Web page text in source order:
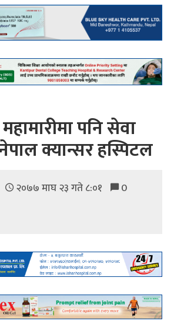
पनि सेवा
क्यान्सर हस्पिटल
२०७७ माघ २३ गते ८:०१ 0